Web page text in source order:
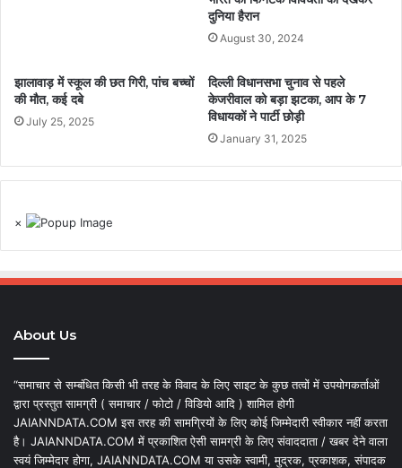
दुनिया हैरान
August 30, 2024
झालावाड़ में स्कूल की छत गिरी, पांच बच्चों
की मौत, कई दबे
July 25, 2025
दिल्ली विधानसभा चुनाव से पहले
केजरीवाल को बड़ा झटका, आप के 7
विधायकों ने पार्टी छोड़ी
January 31, 2025
×
About Us
“समाचार से सम्बंधित किसी भी तरह के विवाद के लिए साइट के कुछ तत्वों में उपयोगकर्ताओं
द्वारा प्रस्तुत सामग्री ( समाचार / फोटो / विडियो आदि ) शामिल होगी
JAIANNDATA.COM इस तरह की सामग्रियों के लिए कोई जिम्मेदारी स्वीकार नहीं करता
है। JAIANNDATA.COM में प्रकाशित ऐसी सामग्री के लिए संवाददाता / खबर देने वाला
स्वयं जिम्मेदार होगा, JAIANNDATA.COM या उसके स्वामी, मुद्रक, प्रकाशक, संपादक